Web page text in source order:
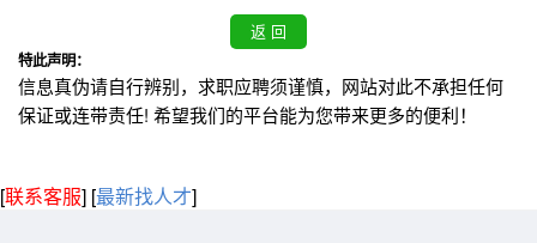
特此声明：
信息真伪请自行辨别，求职应聘须谨慎，网站对此不承担任何
保证或连带责任! 希望我们的平台能为您带来更多的便利！
[联系客服] [最新找人才]